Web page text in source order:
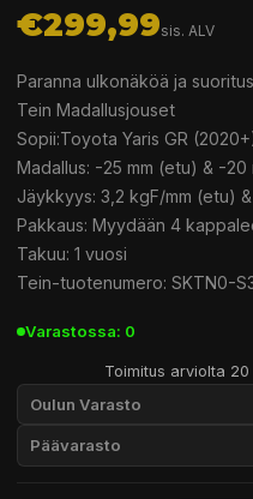
€299,99sis. ALV
Paranna ulkonäköä ja
Tein Madallusjouset
Sopii:Toyota Yaris GR
Madallus: -25 mm (etu) & -20
Jäykkyys: 3,2 kgF/mm (etu)
Pakkaus: Myydään 4
Takuu: 1 vuosi
Tein-tuotenumero: SKTN0-
Varastossa: 0
Toimitus arviolta
Oulun Varasto
Päävarasto